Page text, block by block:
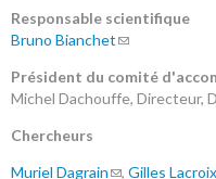
Responsable scientifique
Bruno Bianchet
Président du comité
Michel Dachouffe, Directeur,
Chercheurs
Muriel Dagrain
, Gilles Lacroix